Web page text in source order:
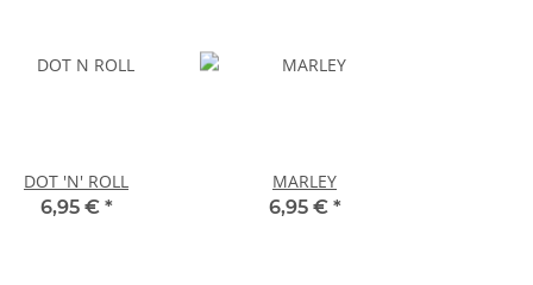
DOT 'N' ROLL
6,95 € *
MARLEY
6,95 € *